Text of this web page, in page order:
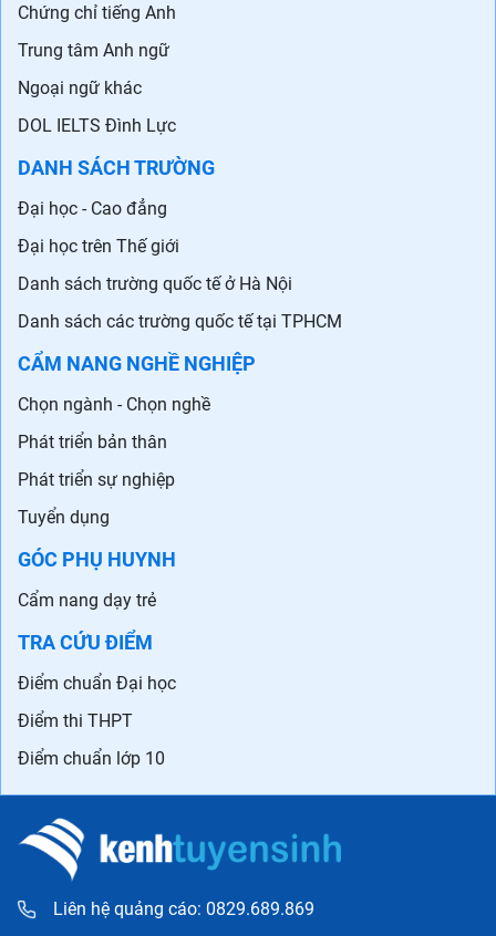
Chứng chỉ tiếng Anh
Trung tâm Anh ngữ
Ngoại ngữ khác
DOL IELTS Đình Lực
DANH SÁCH TRƯỜNG
Đại học - Cao đẳng
Đại học trên Thế giới
Danh sách trường quốc tế ở Hà Nội
Danh sách các trường quốc tế tại TPHCM
CẨM NANG NGHỀ NGHIỆP
Chọn ngành - Chọn nghề
Phát triển bản thân
Phát triển sự nghiệp
Tuyển dụng
GÓC PHỤ HUYNH
Cẩm nang dạy trẻ
TRA CỨU ĐIỂM
Điểm chuẩn Đại học
Điểm thi THPT
Điểm chuẩn lớp 10
Liên hệ quảng cáo: 0829.689.869